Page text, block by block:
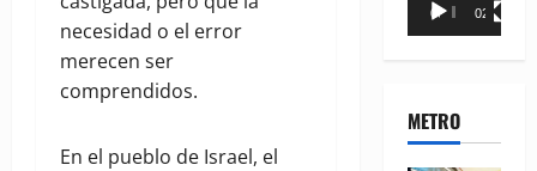
necesidad o el error
merecen ser
comprendidos.
En el pueblo de Israel, el
00:00 02:18
METRO